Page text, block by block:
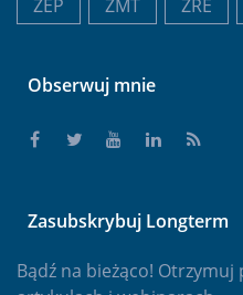
ZEP
ZMT ZRE
Obserwuj mnie
Zasubskrybuj Longterm
Bądź na bieżąco!